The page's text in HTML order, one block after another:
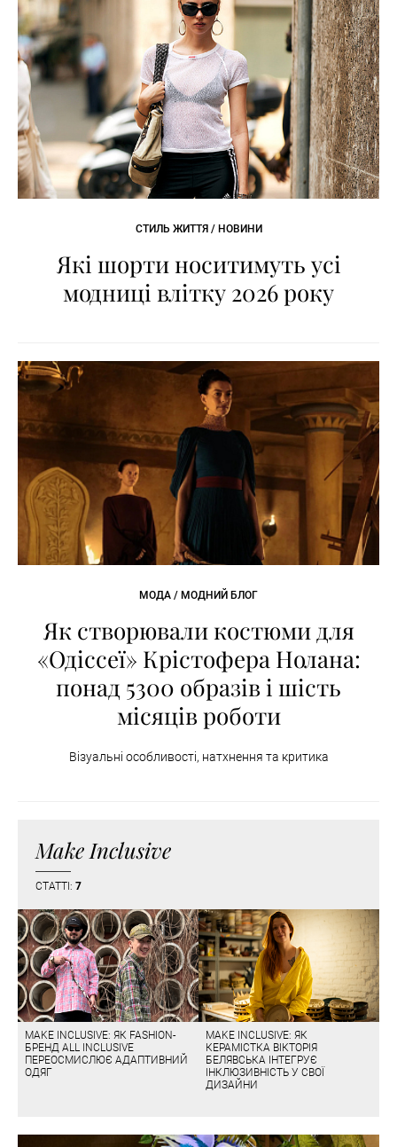
СТИЛЬ ЖИТТЯ / НОВИНИ
Які шорти носитимуть усі
модниці влітку 2026 року
МОДА / МОДНИЙ БЛОГ
Як створювали костюми для
«Одіссеї» Крістофера Нолана:
понад 5300 образів і шість
місяців роботи
Візуальні особливості, натхнення та критика
Make Inclusive
СТАТТІ: 7
MAKE INCLUSIVE: ЯК FASHION-
БРЕНД ALL INCLUSIVE
ПЕРЕОСМИСЛЮЄ АДАПТИВНИЙ
ОДЯГ
MAKE INCLUSIVE: ЯК
КЕРАМІСТКА ВІКТОРІЯ
БЕЛЯВСЬКА ІНТЕГРУЄ
ІНКЛЮЗИВНІСТЬ У СВОЇ
ДИЗАЙНИ